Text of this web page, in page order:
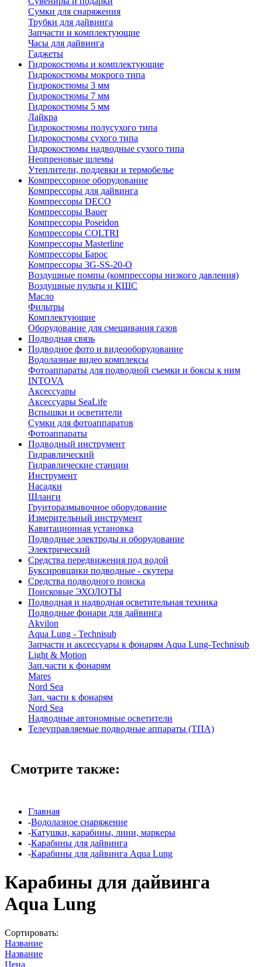
Сумки для снаряжения
Трубки для дайвинга
Запчасти и комплектующие
Часы для дайвинга
Гаджеты
Гидрокостюмы и комплектующие
Гидрокостюмы мокрого типа
Гидрокостюмы 3 мм
Гидрокостюмы 7 мм
Гидрокостюмы 5 мм
Лайкра
Гидрокостюмы полусухого типа
Гидрокостюмы сухого типа
Гидрокостюмы надводные сухого типа
Неопреновые шлемы
Утеплители, поддевки и термобелье
Компрессорное оборудование
Компрессоры для дайвинга
Компрессоры DECO
Компрессоры Bauer
Компрессоры Poseidon
Компрессоры COLTRI
Компрессоры Masterline
Компрессоры Барос
Компрессоры 3G-SS-20-O
Воздушные помпы (компрессоры низкого давления)
Воздушные пульты и КШС
Масло
Фильтры
Комплектующие
Оборудование для смешивания газов
Подводная связь
Подводное фото и видеооборудование
Водолазные видео комплексы
Фотоаппараты для подводной съемки и боксы к ним
INTOVA
Аксессуары
Аксессуары SeaLife
Вспышки и осветители
Сумки для фотоаппаратов
Фотоаппараты
Подводный инструмент
Гидравлический
Гидравлические станции
Инструмент
Насадки
Шланги
Грунторазмывочное оборудование
Измерительный инструмент
Кавитационная установка
Подводные электроды и оборудование
Электрический
Средства передвижения под водой
Буксировщики подводные - скутера
Средства подводного поиска
Поисковые ЭХОЛОТЫ
Подводная и надводная осветительная техника
Подводные фонари для дайвинга
Akvilon
Aqua Lung - Technisub
Запчасти и аксессуары к фонарям Aqua Lung-Technisub
Light & Motion
Зап.части к фонарям
Mares
Nord Sea
Зап. части к фонарям
Nord Sea
Надводные автономные осветители
Телеуправляемые подводные аппараты (ТПА)
Смотрите также:
Главная
-Водолазное снаряжение
-Катушки, карабины, лини, маркеры
-Карабины для дайвинга
-Карабины для дайвинга Aqua Lung
Карабины для дайвинга
Aqua Lung
Сортировать:
Название
Название
Цена